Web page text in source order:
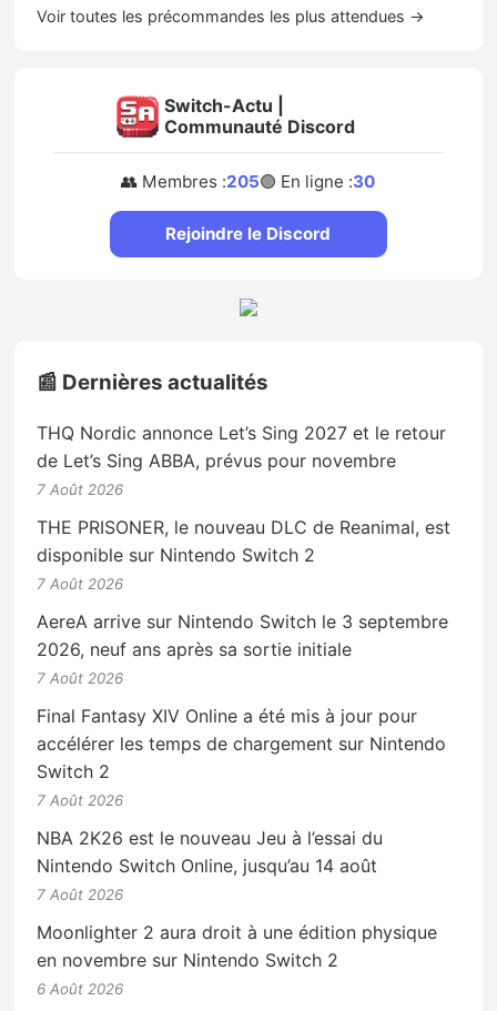
Voir toutes les précommandes les plus attendues →
Switch-Actu |
Communauté Discord
👥 Membres :205🟢 En ligne :30
Rejoindre le Discord
📰 Dernières actualités
THQ Nordic annonce Let’s Sing 2027 et le retour
de Let’s Sing ABBA, prévus pour novembre
7 Août 2026
THE PRISONER, le nouveau DLC de Reanimal, est
disponible sur Nintendo Switch 2
7 Août 2026
AereA arrive sur Nintendo Switch le 3 septembre
2026, neuf ans après sa sortie initiale
7 Août 2026
Final Fantasy XIV Online a été mis à jour pour
accélérer les temps de chargement sur Nintendo
Switch 2
7 Août 2026
NBA 2K26 est le nouveau Jeu à l’essai du
Nintendo Switch Online, jusqu’au 14 août
7 Août 2026
Moonlighter 2 aura droit à une édition physique
en novembre sur Nintendo Switch 2
6 Août 2026